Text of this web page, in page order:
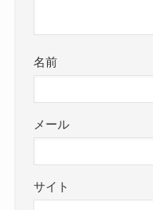
名前
メール
サイト